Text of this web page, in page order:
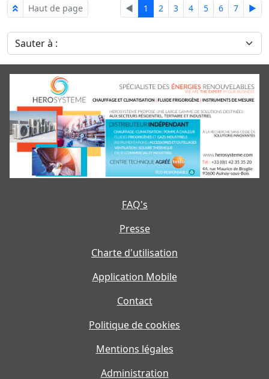
Haut de page ◄ 1 2 3 4 5 6 7 ►
Sauter à :
FAQ's
Presse
Charte d'utilisation
Application Mobile
Contact
Politique de cookies
Mentions légales
Administration